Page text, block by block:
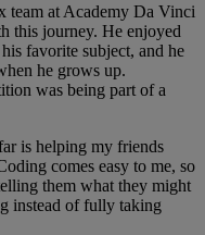
team at Academy Da Vinci
this journey. He enjoyed
favorite subject, and he
he grows up.
was being part of a
is helping my friends
comes easy to me, so
them what they might
instead of fully taking